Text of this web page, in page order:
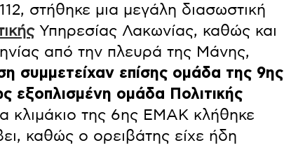
στήθηκε μια μεγάλη διασωστική
Υπηρεσίας Λακωνίας, καθώς και
από την πλευρά της Μάνης,
συμμετείχαν επίσης ομάδα της 9ης
εξοπλισμένη ομάδα Πολιτικής
κλιμάκιο της 6ης ΕΜΑΚ κλήθηκε
καθώς ο ορειβάτης είχε ήδη